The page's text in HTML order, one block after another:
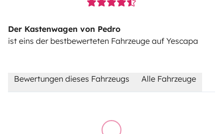
Der Kastenwagen von Pedro
ist eins der bestbewerteten Fahrzeuge auf Yescapa
Bewertungen dieses Fahrzeugs Alle Fahrzeuge